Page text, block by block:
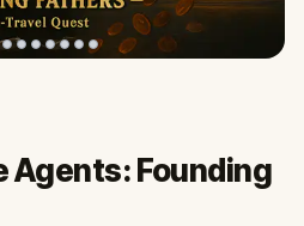
Agents: Founding